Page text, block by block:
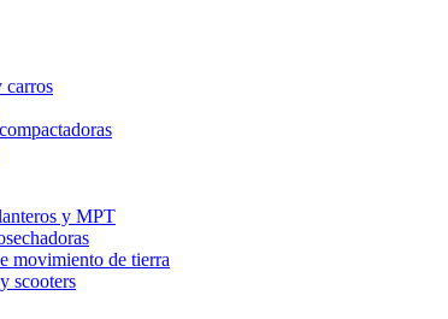
carros
y MPT
movimiento de tierra
scooters